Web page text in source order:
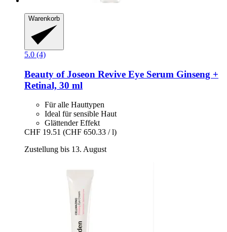
Warenkorb
5.0 (4)
Beauty of Joseon Revive Eye Serum Ginseng +
Retinal, 30 ml
Für alle Hauttypen
Ideal für sensible Haut
Glättender Effekt
CHF 19.51 (CHF 650.33 / l)
Zustellung bis 13. August